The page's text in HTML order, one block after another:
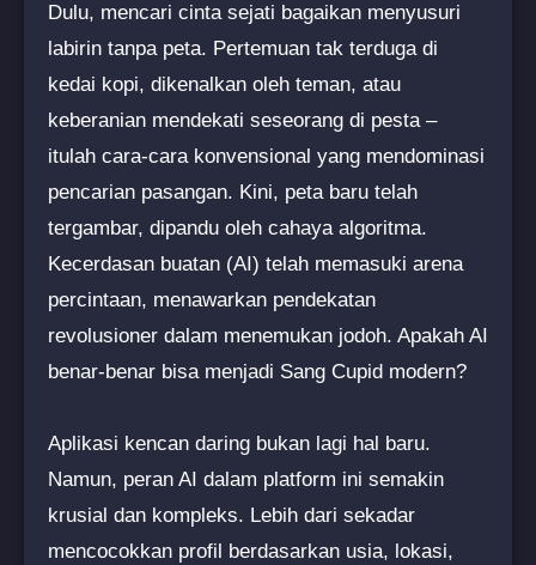
Dulu, mencari cinta sejati bagaikan menyusuri
labirin tanpa peta. Pertemuan tak terduga di
kedai kopi, dikenalkan oleh teman, atau
keberanian mendekati seseorang di pesta –
itulah cara-cara konvensional yang mendominasi
pencarian pasangan. Kini, peta baru telah
tergambar, dipandu oleh cahaya algoritma.
Kecerdasan buatan (AI) telah memasuki arena
percintaan, menawarkan pendekatan
revolusioner dalam menemukan jodoh. Apakah AI
benar-benar bisa menjadi Sang Cupid modern?
Aplikasi kencan daring bukan lagi hal baru.
Namun, peran AI dalam platform ini semakin
krusial dan kompleks. Lebih dari sekadar
mencocokkan profil berdasarkan usia, lokasi,